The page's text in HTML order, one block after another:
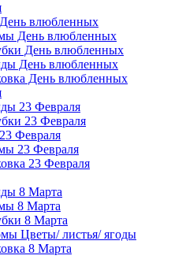
влюбленных
День влюбленных
День влюбленных
День влюбленных
День влюбленных
23 Февраля
23 Февраля
Февраля
23 Февраля
23 Февраля
8 Марта
8 Марта
8 Марта
Цветы/ листья/ ягоды
8 Марта